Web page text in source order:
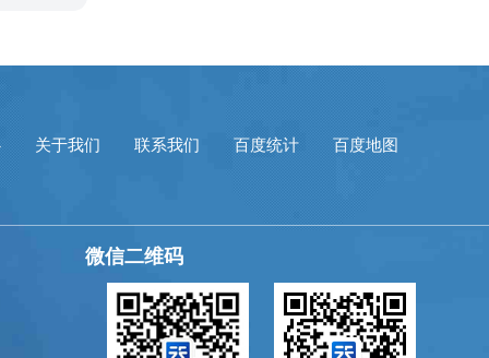
关于我们 联系我们 百度统计 百度地图
微信二维码